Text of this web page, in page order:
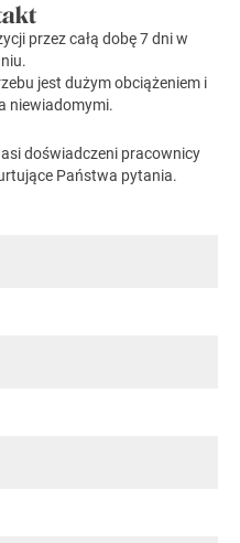
przez całą dobę 7 dni w
jest dużym obciążeniem i
niewiadomymi.
doświadczeni pracownicy
Państwa pytania.